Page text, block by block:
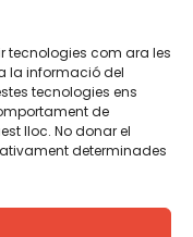
tecnologies com ara les
la informació del
tecnologies ens
de
lloc. No donar el
determinades
compartirse. Por eso